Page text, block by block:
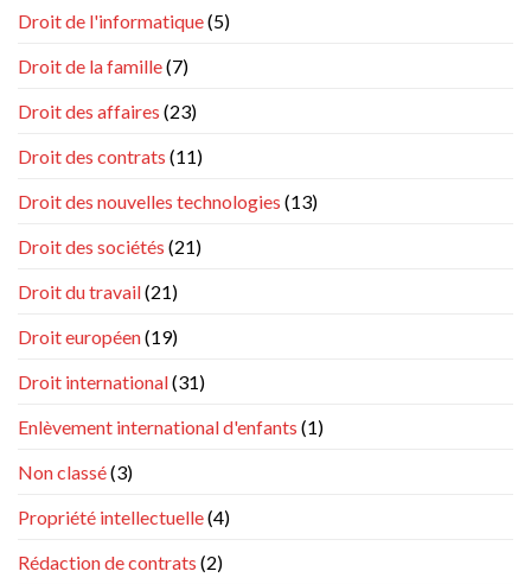
Droit de l'informatique(5)
Droit de la famille(7)
Droit des affaires (23)
Droit des contrats (11)
Droit des nouvelles technologies (13)
Droit des sociétés (21)
Droit du travail(21)
Droit européen(19)
Droit international(31)
Enlèvement international d'enfants (1)
Non classé(3)
Propriété intellectuelle(4)
Rédaction de contrats (2)